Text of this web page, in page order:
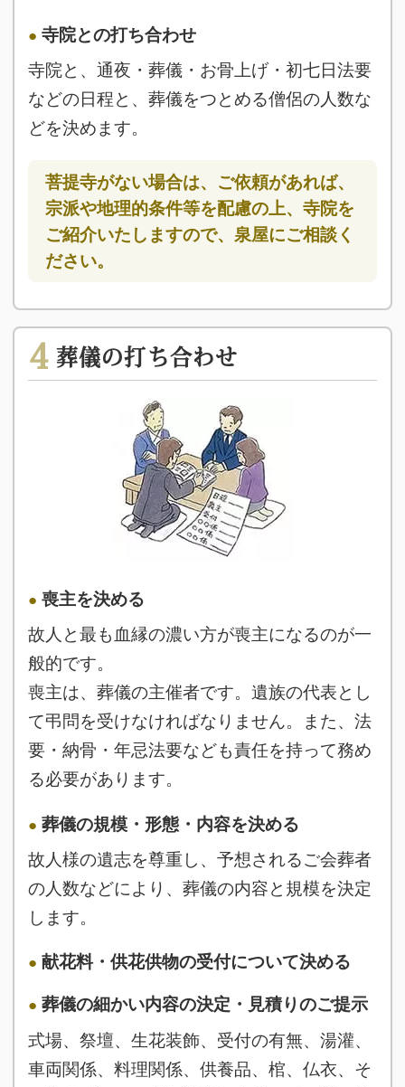
寺院との打ち合わせ
寺院と、通夜・葬儀・お骨上げ・初七日法要
などの日程と、葬儀をつとめる僧侶の人数な
どを決めます。
菩提寺がない場合は、ご依頼があれば、
宗派や地理的条件等を配慮の上、寺院を
ご紹介いたしますので、泉屋にご相談く
ださい。
4 葬儀の打ち合わせ
喪主を決める
故人と最も血縁の濃い方が喪主になるのが一
般的です。
喪主は、葬儀の主催者です。遺族の代表とし
て弔問を受けなければなりません。また、法
要・納骨・年忌法要なども責任を持って務め
る必要があります。
葬儀の規模・形態・内容を決める
故人様の遺志を尊重し、予想されるご会葬者
の人数などにより、葬儀の内容と規模を決定
します。
献花料・供花供物の受付について決める
葬儀の細かい内容の決定・見積りのご提示
式場、祭壇、生花装飾、受付の有無、湯灌、
車両関係、料理関係、供養品、棺、仏衣、そ